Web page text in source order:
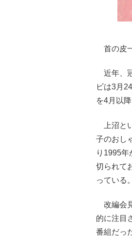
首の皮
近年、
ビは3月
を4月以
上沼と
子のおし
り1995
切られて
っている。
改編会
的に注目
番組だっ